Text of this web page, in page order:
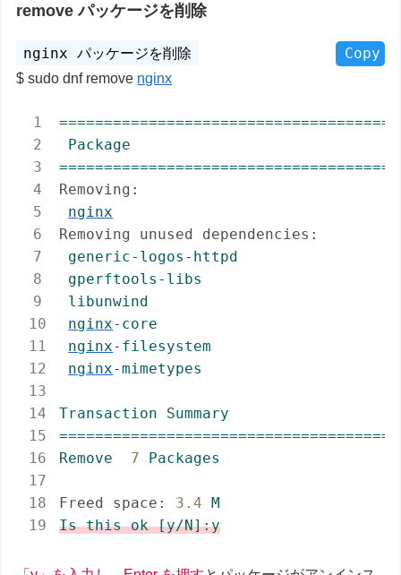
remove パッケージを削除
Copy
sudo dnf remove nginx
Package
Removing:
nginx
Removing unused dependencies:
generic-logos-httpd
gperftools-libs
libunwind
nginx-core
nginx-filesystem
nginx-mimetypes
Transaction
Summary
Remove
7 Packages
Freed space: 3.4 M
Is this ok [y/N]:y